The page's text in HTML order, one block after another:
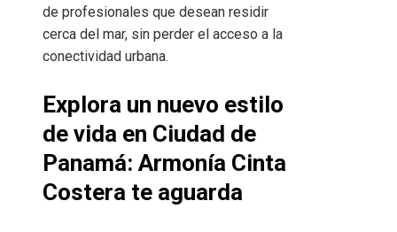
de profesionales que desean residir
cerca del mar, sin perder el acceso a la
conectividad urbana.
Explora un nuevo estilo
de vida en Ciudad de
Panamá: Armonía Cinta
Costera te aguarda